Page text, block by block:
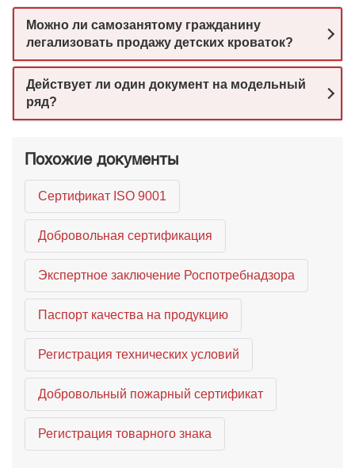
Можно ли самозанятому гражданину
легализовать продажу детских кроваток?
Действует ли один документ на модельный
ряд?
Похожие документы
Сертификат ISO 9001
Добровольная сертификация
Экспертное заключение Роспотребнадзора
Паспорт качества на продукцию
Регистрация технических условий
Добровольный пожарный сертификат
Регистрация товарного знака